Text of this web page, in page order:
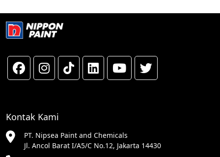
Kontak Kami
PT. Nipsea Paint and Chemicals
Jl. Ancol Barat I/A5/C No.12, Jakarta 14430